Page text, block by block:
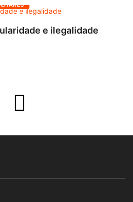
e ilegalidade